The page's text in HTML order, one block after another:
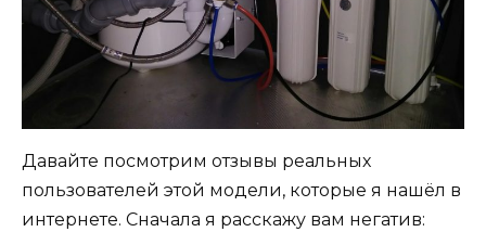
Давайте посмотрим отзывы реальных
пользователей этой модели, которые я нашёл в
интернете. Сначала я расскажу вам негатив: